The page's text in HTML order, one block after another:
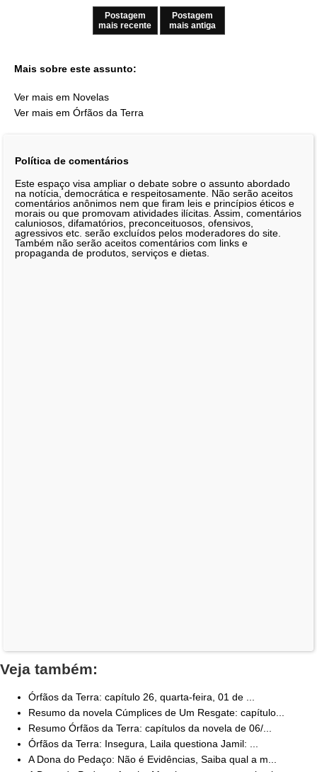
Postagem
mais recente
Postagem
mais antiga
Mais sobre este assunto:
Ver mais em Novelas
Ver mais em Órfãos da Terra
Política de comentários
Este espaço visa ampliar o debate sobre o assunto abordado
na notícia, democrática e respeitosamente. Não serão aceitos
comentários anônimos nem que firam leis e princípios éticos e
morais ou que promovam atividades ilícitas. Assim, comentários
caluniosos, difamatórios, preconceituosos, ofensivos,
agressivos etc. serão excluídos pelos moderadores do site.
Também não serão aceitos comentários com links e
propaganda de produtos, serviços e dietas.
Veja também:
Órfãos da Terra: capítulo 26, quarta-feira, 01 de ...
Resumo da novela Cúmplices de Um Resgate: capítulo...
Resumo Órfãos da Terra: capítulos da novela de 06/...
Órfãos da Terra: Insegura, Laila questiona Jamil: ...
A Dona do Pedaço: Não é Evidências, Saiba qual a m...